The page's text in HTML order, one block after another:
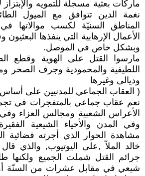
ماركات بعثية مسجلة للتمويه والإبتزاز
نغمة الدين تتوافق مع الميول
المناطق السنيّة لكسب موالاتها
الأعمال الإرهابية التي ينفذها
وبشكل خاص في الموصل.
مارسوا القتل على الهوية وقطع
اللطيفية والمحمودية وجرف الصخر
وديالى وغيرها
( العقاب الجماعي للمدنيين على
نعم عقاب جماعي بالمتفجرات في
الأعراس الشعبية ومجالس العزاء
وفي المدن والأحياء الشيعية
مشاهدة الحوار الذي أجرته فضائية
خالد الملاّ ,على اليوتيوب, والذي
جرائم القتل شملت الجميع
شيعي في مقابل عشرات من السنّة أو